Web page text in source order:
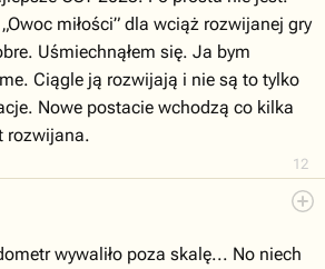
12
miłości” dla wciąż rozwijanej gry
Uśmiechnąłem się. Ja bym
Ciągle ją rozwijają i nie są to tylko
Nowe postacie wchodzą co kilka
rozwijana.
wywaliło poza skalę... No niech